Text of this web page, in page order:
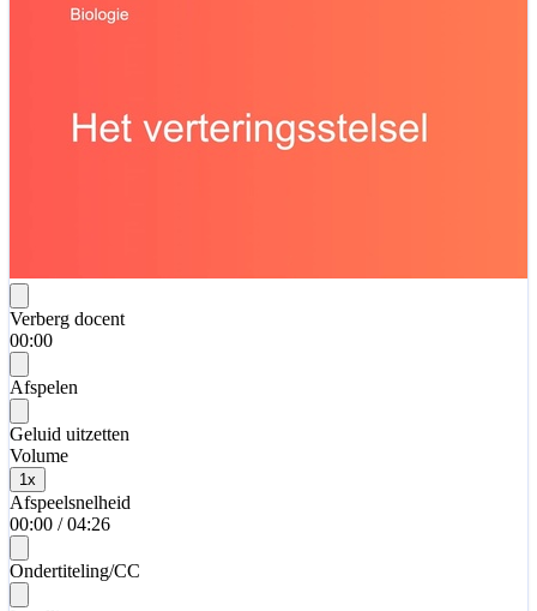
Verberg docent
00:00
Afspelen
Geluid uitzetten
Volume
1 x
Afspeelsnelheid
00:00 / 04:26
Ondertiteling/CC